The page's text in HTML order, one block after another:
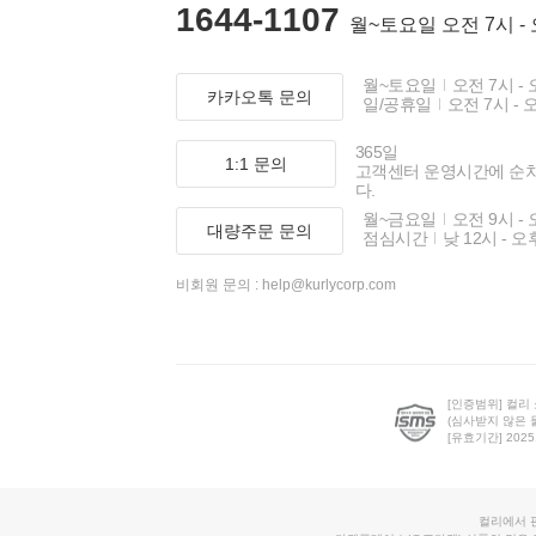
1644-1107 월~토요일 오전 7시 -
카카오톡 문의
월~토요일
오전 7시 -
일/공휴일
오전 7시 -
1:1 문의
365일
고객센터 운영시간에 순
다.
대량주문 문의
월~금요일
오전 9시 -
점심시간
낮 12시 - 오
비회원 문의 : help@kurlycorp.com
[인증범위] 컬리
(심사받지 않은
[유효기간]
컬리에서